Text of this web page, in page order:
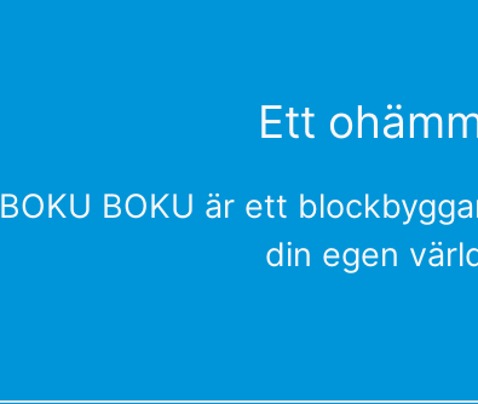
Ett
BOKU BOKU är ett
din egen